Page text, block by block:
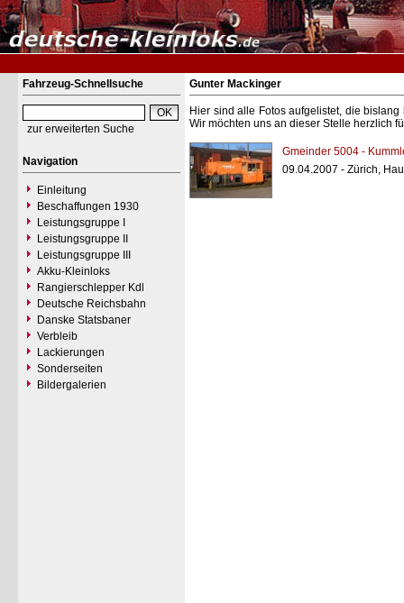
Fahrzeug-Schnellsuche
zur erweiterten Suche
Navigation
Einleitung
Beschaffungen 1930
Leistungsgruppe I
Leistungsgruppe II
Leistungsgruppe III
Akku-Kleinloks
Rangierschlepper Kdl
Deutsche Reichsbahn
Danske Statsbaner
Verbleib
Lackierungen
Sonderseiten
Bildergalerien
Gunter Mackinger
Hier sind alle Fotos aufgelistet, die
Wir möchten uns an dieser Stelle herzlich
Gmeinder 5004 -
09.04.2007 - Zürich,